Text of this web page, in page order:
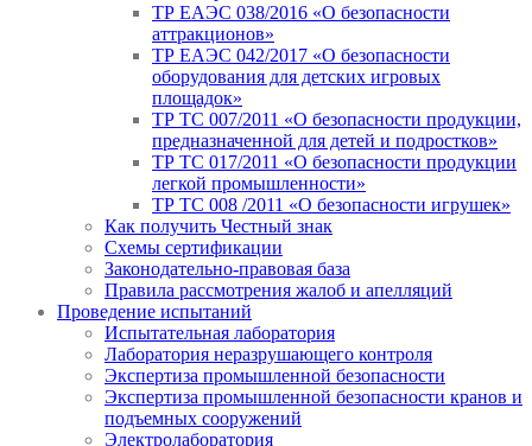
ТР ЕАЭС 038/2016 «О безопасности
аттракционов»
ТР ЕАЭС 042/2017 «О безопасности
оборудования для детских игровых
площадок»
ТР ТС 007/2011 «О безопасности продукции,
предназначенной для детей и подростков»
ТР ТС 017/2011 «О безопасности продукции
легкой промышленности»
ТР ТС 008 /2011 «О безопасности игрушек»
Как получить Честный знак
Схемы сертификации
Законодательно-правовая база
Правила рассмотрения жалоб и апелляций
Проведение испытаний
Испытательная лаборатория
Лаборатория неразрушающего контроля
Экспертиза промышленной безопасности
Экспертиза промышленной безопасности кранов и
подъемных сооружений
Электролаборатория